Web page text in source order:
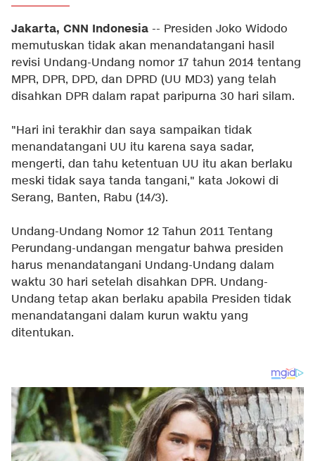
Jakarta, CNN Indonesia -- Presiden Joko Widodo
memutuskan tidak akan menandatangani hasil
revisi Undang-Undang nomor 17 tahun 2014 tentang
MPR, DPR, DPD, dan DPRD (UU MD3) yang telah
disahkan DPR dalam rapat paripurna 30 hari silam.
"Hari ini terakhir dan saya sampaikan tidak
menandatangani UU itu karena saya sadar,
mengerti, dan tahu ketentuan UU itu akan berlaku
meski tidak saya tanda tangani," kata Jokowi di
Serang, Banten, Rabu (14/3).
Undang-Undang Nomor 12 Tahun 2011 Tentang
Perundang-undangan mengatur bahwa presiden
harus menandatangani Undang-Undang dalam
waktu 30 hari setelah disahkan DPR. Undang-
Undang tetap akan berlaku apabila Presiden tidak
menandatangani dalam kurun waktu yang
ditentukan.